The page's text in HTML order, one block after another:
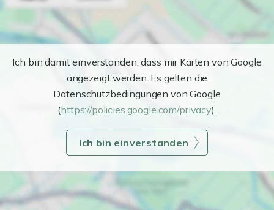
Ich bin damit einverstanden, dass mir Karten von Google
angezeigt werden. Es gelten die
Datenschutzbedingungen von Google
(https://policies.google.com/privacy).
Ich bin einverstanden